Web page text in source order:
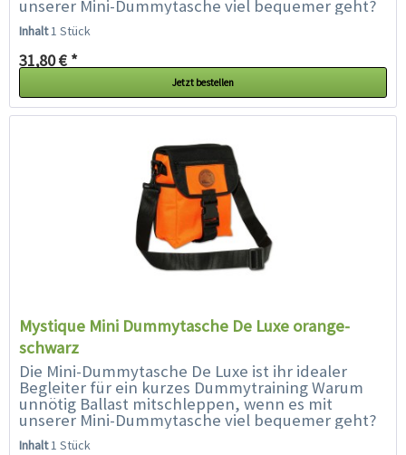
unserer Mini-Dummytasche viel bequemer geht?
Die ideale Tasche für Spaziergänge...
Inhalt1 Stück
31,80 € *
Jetzt bestellen
Mystique Mini Dummytasche De Luxe orange-
schwarz
Die Mini-Dummytasche De Luxe ist ihr idealer
Begleiter für ein kurzes Dummytraining Warum
unnötig Ballast mitschleppen, wenn es mit
unserer Mini-Dummytasche viel bequemer geht?
Die ideale Tasche für Spaziergänge...
Inhalt1 Stück